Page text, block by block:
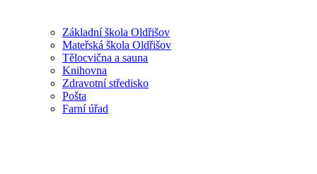
Základní škola Oldřišov
Mateřská škola Oldřišov
Tělocvična a sauna
Knihovna
Zdravotní středisko
Pošta
Farní úřad